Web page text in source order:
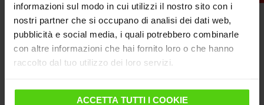
informazioni sul modo in cui utilizzi il nostro sito con i
nostri partner che si occupano di analisi dei dati web,
pubblicità e social media, i quali potrebbero combinarle
con altre informazioni che hai fornito loro o che hanno
raccolto dal tuo utilizzo dei loro servizi.
ACCETTA TUTTI I COOKIE
Informazioni Richieste
Come posso aiutarti ?